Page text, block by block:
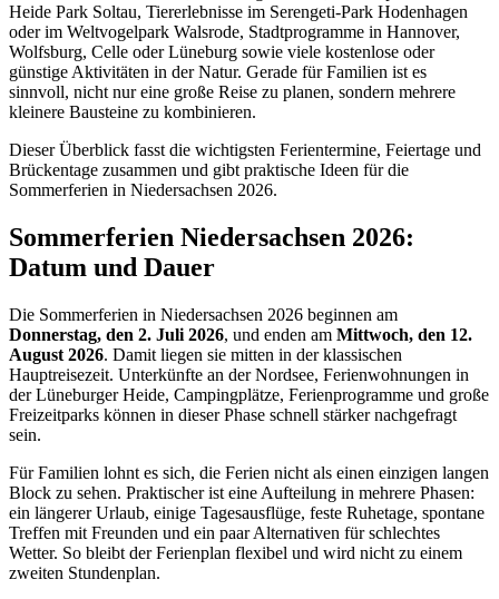
Heide Park Soltau, Tiererlebnisse im Serengeti-Park Hodenhagen
oder im Weltvogelpark Walsrode, Stadtprogramme in Hannover,
Wolfsburg, Celle oder Lüneburg sowie viele kostenlose oder
günstige Aktivitäten in der Natur. Gerade für Familien ist es
sinnvoll, nicht nur eine große Reise zu planen, sondern mehrere
kleinere Bausteine zu kombinieren.
Dieser Überblick fasst die wichtigsten Ferientermine, Feiertage und
Brückentage zusammen und gibt praktische Ideen für die
Sommerferien in Niedersachsen 2026.
Sommerferien Niedersachsen 2026:
Datum und Dauer
Die Sommerferien in Niedersachsen 2026 beginnen am
Donnerstag, den 2. Juli 2026, und enden am Mittwoch, den 12.
August 2026. Damit liegen sie mitten in der klassischen
Hauptreisezeit. Unterkünfte an der Nordsee, Ferienwohnungen in
der Lüneburger Heide, Campingplätze, Ferienprogramme und große
Freizeitparks können in dieser Phase schnell stärker nachgefragt
sein.
Für Familien lohnt es sich, die Ferien nicht als einen einzigen langen
Block zu sehen. Praktischer ist eine Aufteilung in mehrere Phasen:
ein längerer Urlaub, einige Tagesausflüge, feste Ruhetage, spontane
Treffen mit Freunden und ein paar Alternativen für schlechtes
Wetter. So bleibt der Ferienplan flexibel und wird nicht zu einem
zweiten Stundenplan.